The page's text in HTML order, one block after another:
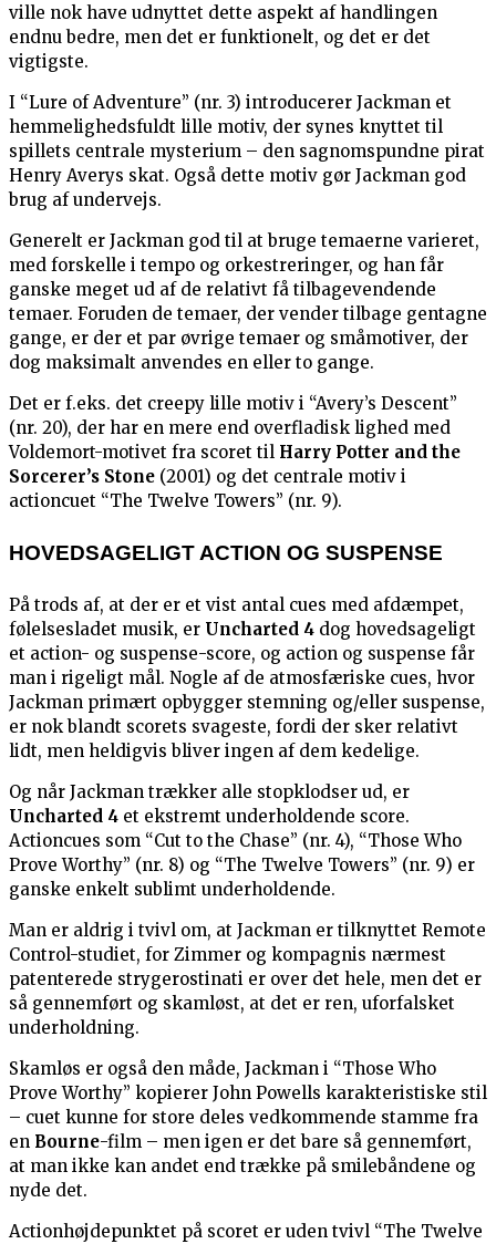
ville nok have udnyttet dette aspekt af handlingen
endnu bedre, men det er funktionelt, og det er det
vigtigste.
I “Lure of Adventure” (nr. 3) introducerer Jackman et
hemmelighedsfuldt lille motiv, der synes knyttet til
spillets centrale mysterium – den sagnomspundne pirat
Henry Averys skat. Også dette motiv gør Jackman god
brug af undervejs.
Generelt er Jackman god til at bruge temaerne varieret,
med forskelle i tempo og orkestreringer, og han får
ganske meget ud af de relativt få tilbagevendende
temaer. Foruden de temaer, der vender tilbage gentagne
gange, er der et par øvrige temaer og småmotiver, der
dog maksimalt anvendes en eller to gange.
Det er f.eks. det creepy lille motiv i “Avery’s Descent”
(nr. 20), der har en mere end overfladisk lighed med
Voldemort-motivet fra scoret til Harry Potter and the
Sorcerer’s Stone (2001) og det centrale motiv i
actioncuet “The Twelve Towers” (nr. 9).
HOVEDSAGELIGT ACTION OG SUSPENSE
På trods af, at der er et vist antal cues med afdæmpet,
følelsesladet musik, er Uncharted 4 dog hovedsageligt
et action- og suspense-score, og action og suspense får
man i rigeligt mål. Nogle af de atmosfæriske cues, hvor
Jackman primært opbygger stemning og/eller suspense,
er nok blandt scorets svageste, fordi der sker relativt
lidt, men heldigvis bliver ingen af dem kedelige.
Og når Jackman trækker alle stopklodser ud, er
Uncharted 4 et ekstremt underholdende score.
Actioncues som “Cut to the Chase” (nr. 4), “Those Who
Prove Worthy” (nr. 8) og “The Twelve Towers” (nr. 9) er
ganske enkelt sublimt underholdende.
Man er aldrig i tvivl om, at Jackman er tilknyttet Remote
Control-studiet, for Zimmer og kompagnis nærmest
patenterede strygerostinati er over det hele, men det er
så gennemført og skamløst, at det er ren, uforfalsket
underholdning.
Skamløs er også den måde, Jackman i “Those Who
Prove Worthy” kopierer John Powells karakteristiske stil
– cuet kunne for store deles vedkommende stamme fra
en Bourne-film – men igen er det bare så gennemført,
at man ikke kan andet end trække på smilebåndene og
nyde det.
Actionhøjdepunktet på scoret er uden tvivl “The Twelve